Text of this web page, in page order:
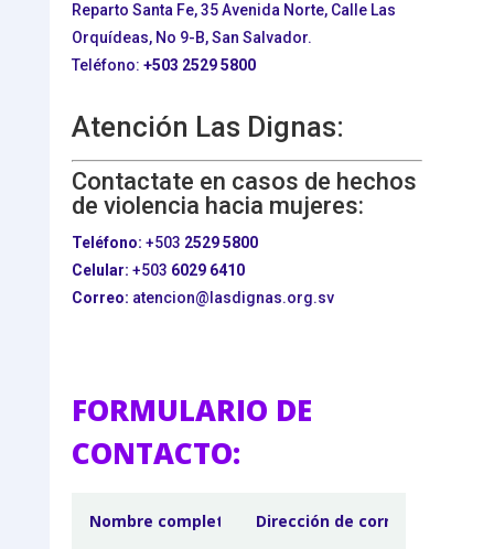
Reparto Santa Fe, 35 Avenida Norte, Calle Las
Orquídeas, No 9-B, San Salvador.
Teléfono: +503 2529 5800
Atención Las Dignas:
Contactate en casos de hechos
de violencia hacia mujeres:
Teléfono: +503 2529 5800
Celular: +503 6029 6410
Correo: atencion@lasdignas.org.sv
FORMULARIO DE
CONTACTO: